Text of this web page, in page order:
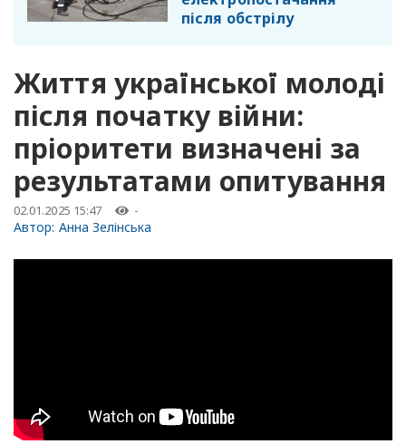
після обстрілу
Життя української молоді
після початку війни:
пріоритети визначені за
результатами опитування
02.01.2025 15:47 -
Автор: Анна Зелінська